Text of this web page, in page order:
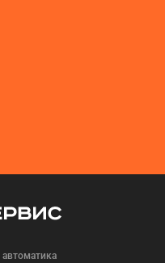
автоматика